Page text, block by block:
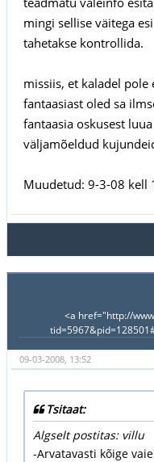
mingi sellise väitega
tahetakse kontrollida.
missiis, et kaladel pole
fantaasiast oled sa
fantaasia oskusest
väljamõeldud
Muudetud: 9-3-08 kell
<a href="http://
09-03-2008, 13:52
Tsitaat:
Algselt postitas: villu
-Arvatavasti kõige